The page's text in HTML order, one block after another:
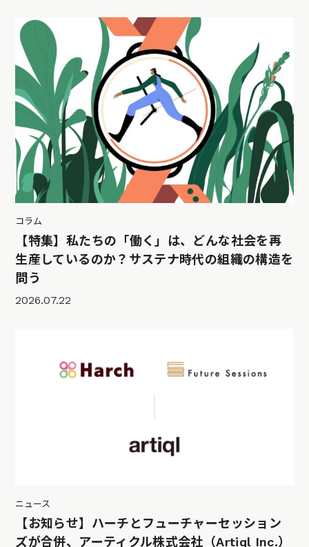
コラム
【特集】私たちの「働く」は、どんな社会を再
生産しているのか？サステナ時代の組織の構造を
問う
2026.07.22
ニュース
【お知らせ】ハーチとフューチャーセッション
ズが合併、アーティクル株式会社（Artiql Inc.）